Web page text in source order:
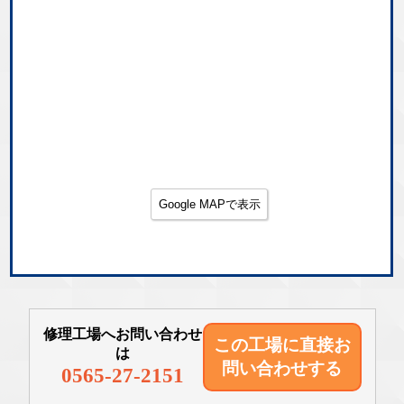
Google MAPで表示
修理工場へお問い合わせ
は
0565-27-2151
この工場に直接お
問い合わせする